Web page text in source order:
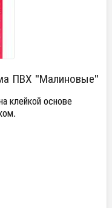
ПВХ "Малиновые"
клейкой основе